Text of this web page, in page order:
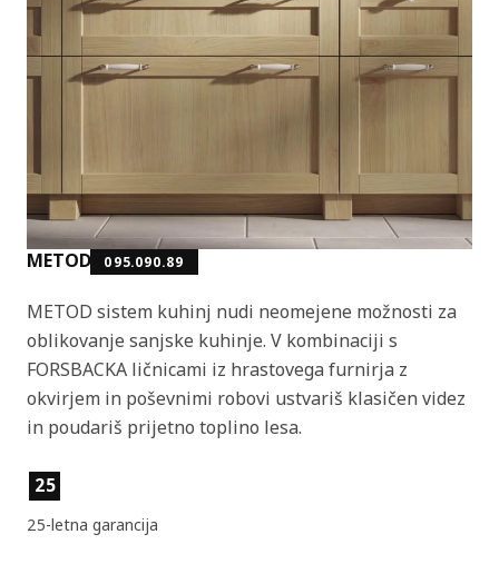
METOD 095.090.89
METOD sistem kuhinj nudi neomejene možnosti za
oblikovanje sanjske kuhinje. V kombinaciji s
FORSBACKA ličnicami iz hrastovega furnirja z
okvirjem in poševnimi robovi ustvariš klasičen videz
in poudariš prijetno toplino lesa.
Lastnosti izdelka
25
25-letna garancija